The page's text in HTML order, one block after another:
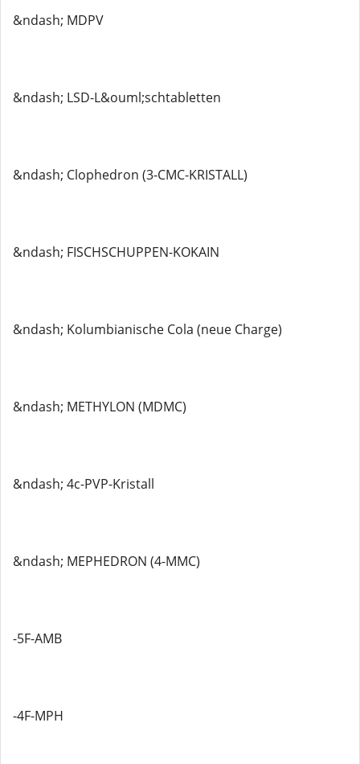
&ndash; MDPV
&ndash; LSD-L&ouml;schtabletten
&ndash; Clophedron (3-CMC-KRISTALL)
&ndash; FISCHSCHUPPEN-KOKAIN
&ndash; Kolumbianische Cola (neue Charge)
&ndash; METHYLON (MDMC)
&ndash; 4c-PVP-Kristall
&ndash; MEPHEDRON (4-MMC)
-5F-AMB
-4F-MPH